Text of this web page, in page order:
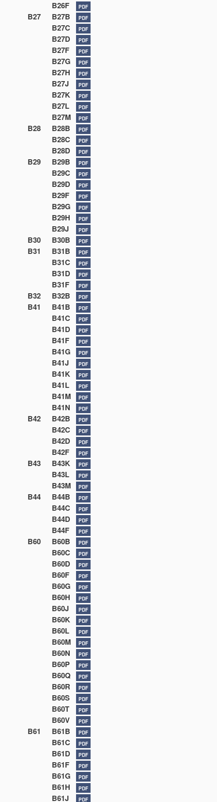
B26F PDF
B27 B27B PDF
B27C PDF
B27D PDF
B27F PDF
B27G PDF
B27H PDF
B27J PDF
B27K PDF
B27L PDF
B27M PDF
B28 B28B PDF
B28C PDF
B28D PDF
B29 B29B PDF
B29C PDF
B29D PDF
B29F PDF
B29G PDF
B29H PDF
B29J PDF
B30 B30B PDF
B31 B31B PDF
B31C PDF
B31D PDF
B31F PDF
B32 B32B PDF
B41 B41B PDF
B41C PDF
B41D PDF
B41F PDF
B41G PDF
B41J PDF
B41K PDF
B41L PDF
B41M PDF
B41N PDF
B42 B42B PDF
B42C PDF
B42D PDF
B42F PDF
B43 B43K PDF
B43L PDF
B43M PDF
B44 B44B PDF
B44C PDF
B44D PDF
B44F PDF
B60 B60B PDF
B60C PDF
B60D PDF
B60F PDF
B60G PDF
B60H PDF
B60J PDF
B60K PDF
B60L PDF
B60M PDF
B60N PDF
B60P PDF
B60Q PDF
B60R PDF
B60S PDF
B60T PDF
B60V PDF
B61 B61B PDF
B61C PDF
B61D PDF
B61F PDF
B61G PDF
B61H PDF
B61J PDF